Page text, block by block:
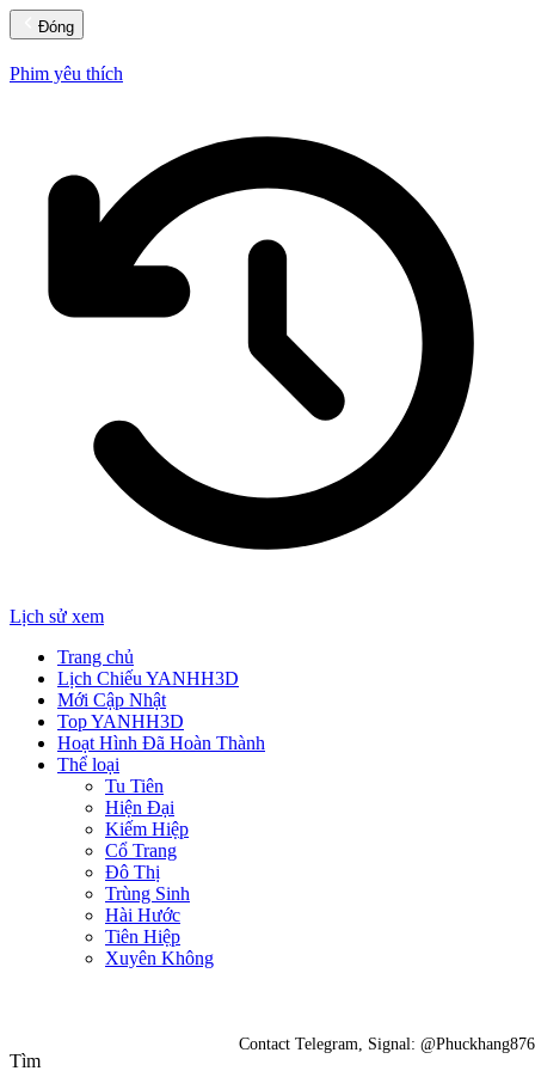
Đóng
Phim yêu thích
Lịch sử xem
Trang chủ
Lịch Chiếu YANHH3D
Mới Cập Nhật
Top YANHH3D
Hoạt Hình Đã Hoàn Thành
Thể loại
Tu Tiên
Hiện Đại
Kiếm Hiệp
Cổ Trang
Đô Thị
Trùng Sinh
Hài Hước
Tiên Hiệp
Xuyên Không
Tìm
Contact Telegram, Signal: @Phuckhang876